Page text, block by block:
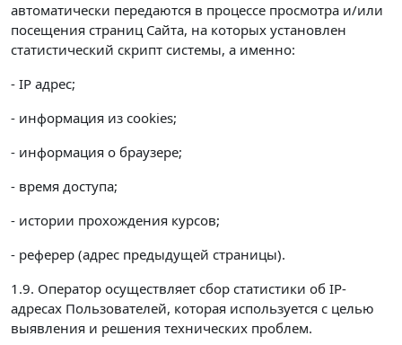
автоматически передаются в процессе просмотра и/или
посещения страниц Сайта, на которых установлен
статистический скрипт системы, а именно:
- IP адрес;
- информация из cookies;
- информация о браузере;
- время доступа;
- истории прохождения курсов;
- реферер (адрес предыдущей страницы).
1.9. Оператор осуществляет сбор статистики об IP-
адресах Пользователей, которая используется с целью
выявления и решения технических проблем.